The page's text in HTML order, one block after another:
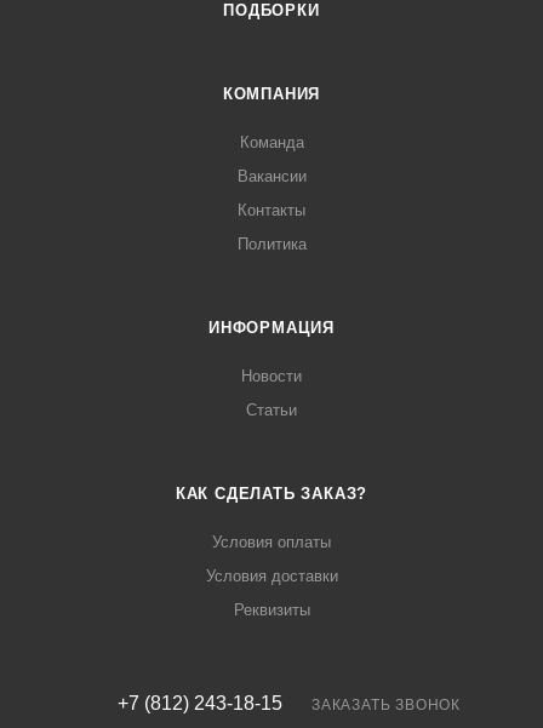
ПОДБОРКИ
КОМПАНИЯ
Команда
Вакансии
Контакты
Политика
ИНФОРМАЦИЯ
Новости
Статьи
КАК СДЕЛАТЬ ЗАКАЗ?
Условия оплаты
Условия доставки
Реквизиты
+7 (812) 243-18-15 ЗАКАЗАТЬ ЗВОНОК